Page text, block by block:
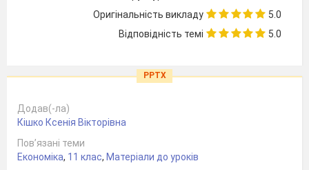
Оригінальність викладу
5.0
Відповідність темі
5.0
PPTX
Додав(-ла)
Кішко Ксенія Вікторівна
Пов’язані теми
Економіка, 11 клас, Матеріали до уроків